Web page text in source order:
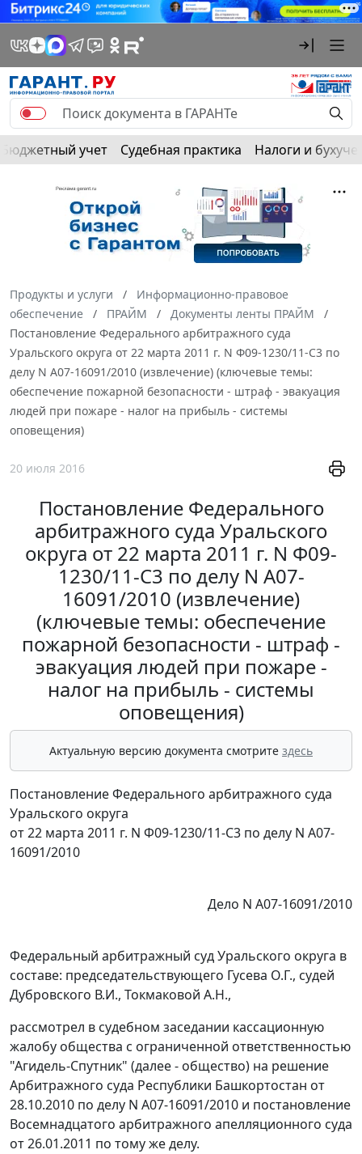
Бюджетный учет Судебная практика Налоги и
Продукты и услуги
Информационно-правовое
обеспечение
ПРАЙМ
Документы ленты ПРАЙМ
Постановление Федерального арбитражного суда
Уральского округа от 22 марта 2011 г. N Ф09-1230/11-С3 по
делу N А07-16091/2010 (извлечение) (ключевые темы:
обеспечение пожарной безопасности - штраф - эвакуация
людей при пожаре - налог на прибыль - системы
оповещения)
20 июля 2016
Постановление Федерального
арбитражного суда Уральского
округа от 22 марта 2011 г. N Ф09-
1230/11-С3 по делу N А07-
16091/2010 (извлечение)
(ключевые темы: обеспечение
пожарной безопасности - штраф -
эвакуация людей при пожаре -
налог на прибыль - системы
оповещения)
Актуальную версию документа смотрите здесь
Постановление Федерального арбитражного суда
Уральского округа
от 22 марта 2011 г. N Ф09-1230/11-С3 по делу N А07-
16091/2010
Дело N А07-16091/2010
Федеральный арбитражный суд Уральского округа в
составе: председательствующего Гусева О.Г., судей
Дубровского В.И., Токмаковой А.Н.,
рассмотрел в судебном заседании кассационную
жалобу общества с ограниченной ответственностью
"Агидель-Спутник" (далее - общество) на решение
Арбитражного суда Республики Башкортостан от
28.10.2010 по делу N А07-16091/2010 и постановление
Восемнадцатого арбитражного апелляционного суда
от 26.01.2011 по тому же делу.